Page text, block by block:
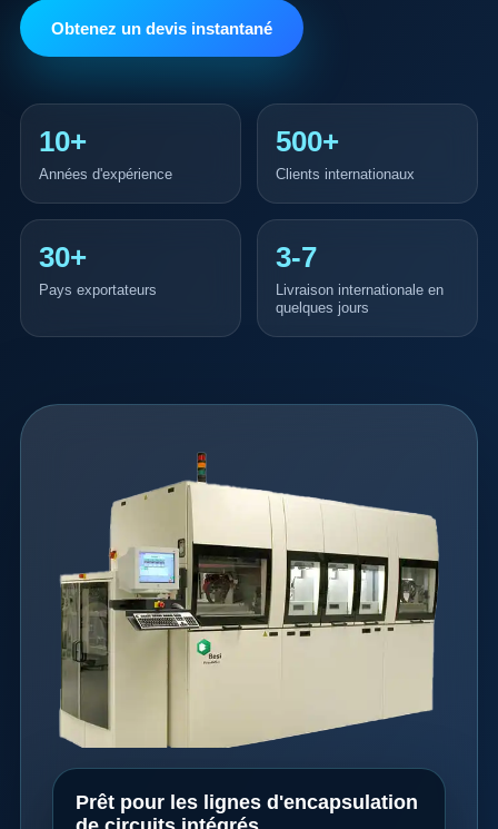
Obtenez un devis instantané
10+
Années d'expérience
500+
Clients internationaux
30+
Pays exportateurs
3-7
Livraison internationale en
quelques jours
Prêt pour les lignes d'encapsulation